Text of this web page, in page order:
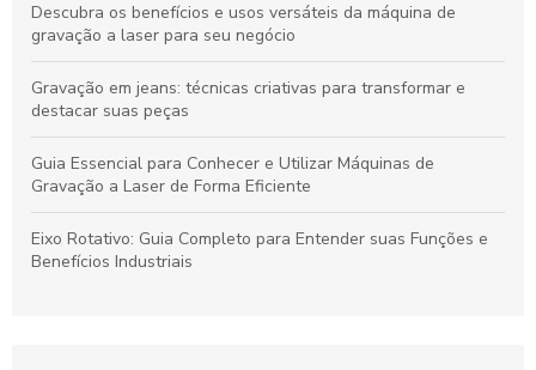
Descubra os benefícios e usos versáteis da máquina de
gravação a laser para seu negócio
Gravação em jeans: técnicas criativas para transformar e
destacar suas peças
Guia Essencial para Conhecer e Utilizar Máquinas de
Gravação a Laser de Forma Eficiente
Eixo Rotativo: Guia Completo para Entender suas Funções e
Benefícios Industriais